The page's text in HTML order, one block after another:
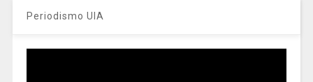
Periodismo UIA